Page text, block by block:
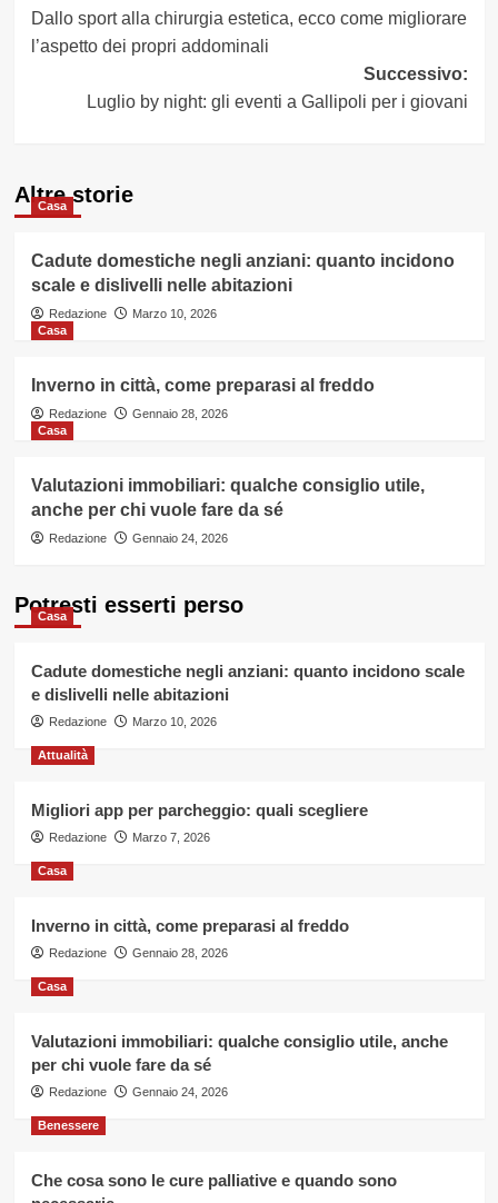
articolo
Dallo sport alla chirurgia estetica, ecco come migliorare
l’aspetto dei propri addominali
Successivo:
Luglio by night: gli eventi a Gallipoli per i giovani
Altre storie
Casa
Cadute domestiche negli anziani: quanto incidono
scale e dislivelli nelle abitazioni
Redazione
Marzo 10, 2026
Casa
Inverno in città, come preparasi al freddo
Redazione
Gennaio 28, 2026
Casa
Valutazioni immobiliari: qualche consiglio utile,
anche per chi vuole fare da sé
Redazione Gennaio 24, 2026
Potresti esserti perso
Casa
Cadute domestiche negli anziani: quanto incidono scale
e dislivelli nelle abitazioni
Redazione Marzo 10, 2026
Attualità
Migliori app per parcheggio: quali scegliere
Redazione Marzo 7, 2026
Casa
Inverno in città, come preparasi al freddo
Redazione Gennaio 28, 2026
Casa
Valutazioni immobiliari: qualche consiglio utile, anche
per chi vuole fare da sé
Redazione Gennaio 24, 2026
Benessere
Che cosa sono le cure palliative e quando sono